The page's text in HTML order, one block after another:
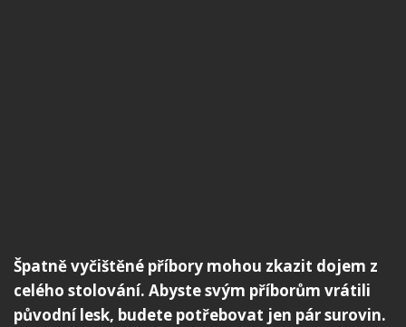
Špatně vyčištěné příbory mohou zkazit dojem z
celého stolování. Abyste svým příborům vrátili
původní lesk, budete potřebovat jen pár surovin.